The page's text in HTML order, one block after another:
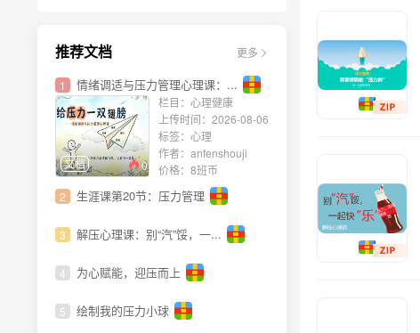
亲子关系
政策文件
心理开学第一课
推荐文档 更多
1 情绪调适与压力管理心理课：...
文档 0
栏目：心理健康
上传时间：2026-08-06
标签：心理
作者：anfenshouji
价格：8班币
2
生涯课第20节：压力管理
3 解压心理课：别“汽”馁，一...
4 为心赋能，迎压而上
5 绘制我的压力小球